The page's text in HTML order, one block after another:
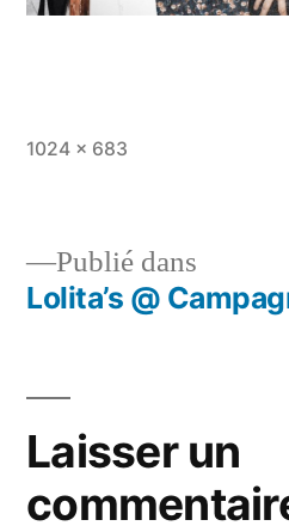
Taille
1024 × 683
Navigation
l’article
Publié dans
Lolita’s @
Laisser un